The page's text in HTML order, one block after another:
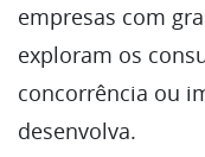
empresas com
exploram os
concorrência ou
desenvolva.